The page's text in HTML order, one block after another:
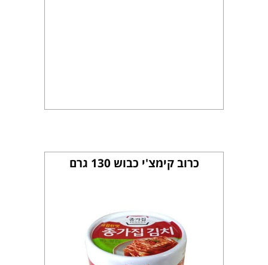
כרוב קימצ'י כבוש 130 גרם